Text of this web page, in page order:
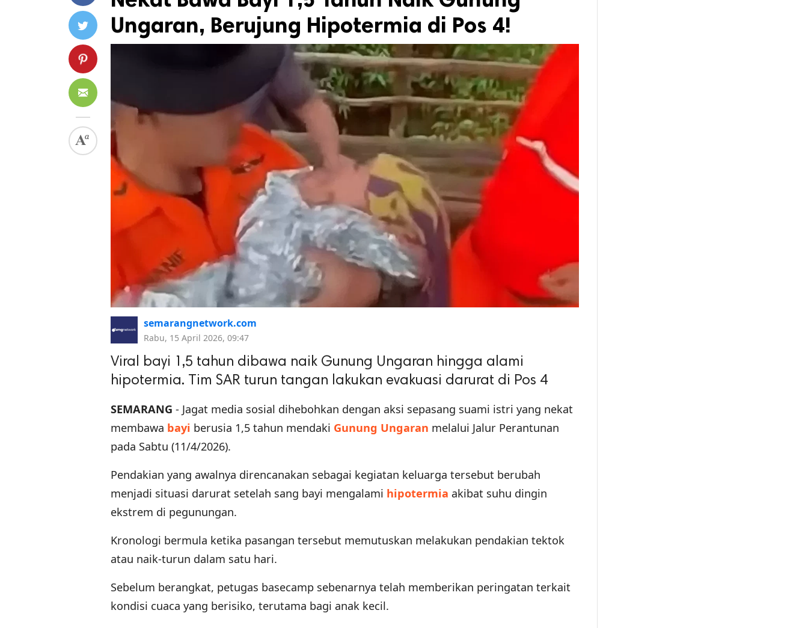
Ungaran, Berujung Hipotermia di Pos 4!
semarangnetwork.com
Rabu, 15 April 2026, 09:47
Viral bayi 1,5 tahun dibawa naik Gunung Ungaran hingga alami
hipotermia. Tim SAR turun tangan lakukan evakuasi darurat di Pos 4
SEMARANG - Jagat media sosial dihebohkan dengan aksi sepasang suami istri yang nekat
membawa bayi berusia 1,5 tahun mendaki Gunung Ungaran melalui Jalur Perantunan
pada Sabtu (11/4/2026).
Pendakian yang awalnya direncanakan sebagai kegiatan keluarga tersebut berubah
menjadi situasi darurat setelah sang bayi mengalami hipotermia akibat suhu dingin
ekstrem di pegunungan.
Kronologi bermula ketika pasangan tersebut memutuskan melakukan pendakian tektok
atau naik-turun dalam satu hari.
Sebelum berangkat, petugas basecamp sebenarnya telah memberikan peringatan terkait
kondisi cuaca yang berisiko, terutama bagi anak kecil.